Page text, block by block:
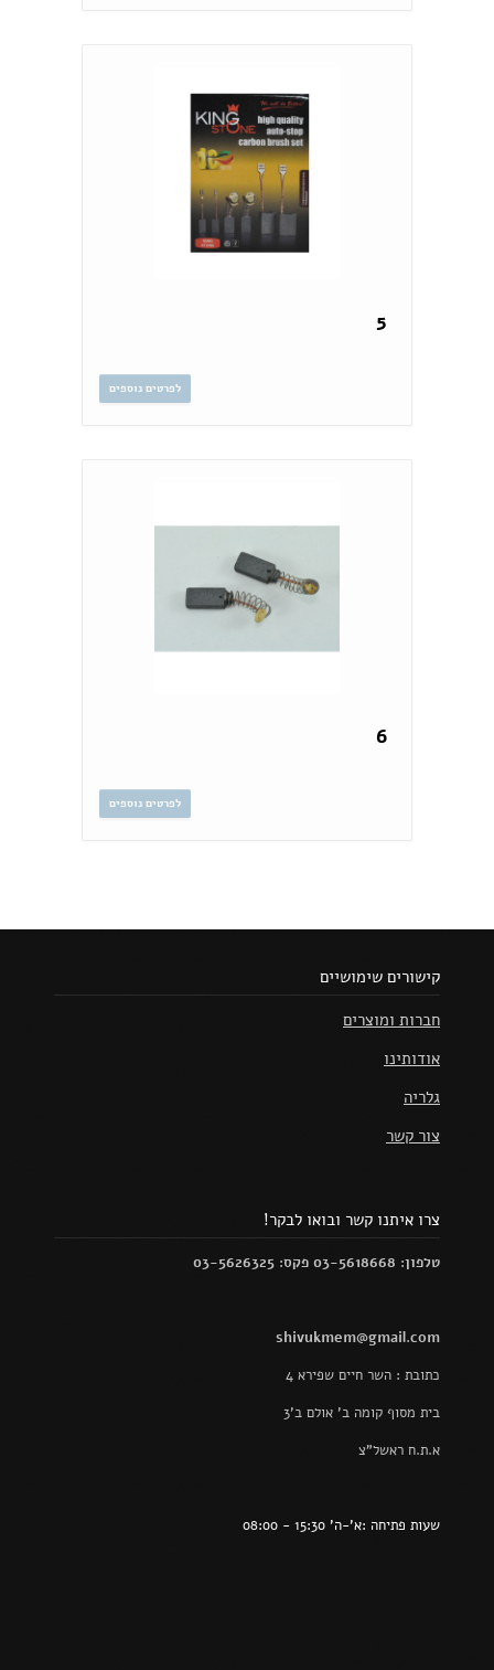
5
לפרטים נוספים
6
לפרטים נוספים
קישורים שימושיים
חברות ומוצרים
אודותינו
גלריה
צור קשר
צרו איתנו קשר ובואו לבקר!
טלפון: 03-5618668 פקס: 03-5626325
shivukmem@gmail.com
כתובת : השר חיים שפירא 4
בית מסוף קומה ב' אולם ב'3
א.ת.ח ראשל"צ
שעות פתיחה :א'-ה' 15:30 - 08:00